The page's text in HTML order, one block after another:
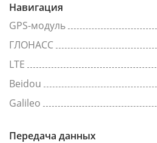
Навигация
GPS-модуль
ГЛОНАСС
LTE
Beidou
Galileo
Передача данных